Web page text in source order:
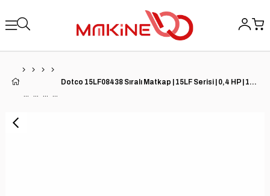
Dotco 15LF08438 Sıralı Matkap | 15LF Serisi | 0,4 HP | 1/4'' Ayna | 2.400 RPM | 1/4'' Matkap Çapı Kapasitesi | Kompozit Konut | Arka Egzoz